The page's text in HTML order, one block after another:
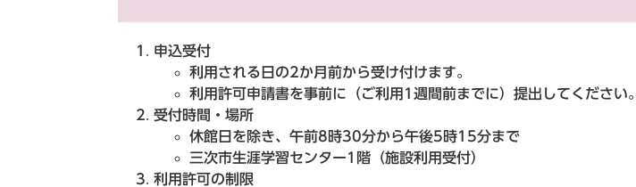
申込受付
利用される日の2か月前から受け付けます。
利用許可申請書を事前に（ご利用1週間前までに）提出してください。
受付時間・場所
休館日を除き、午前8時30分から午後5時15分まで
三次市生涯学習センター1階（施設利用受付）
利用許可の制限